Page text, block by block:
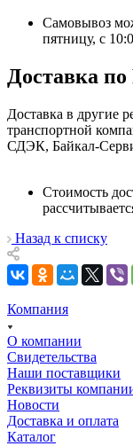
Самовывоз
пятницу, с
Доставка по
Доставка в другие
транспортной
СДЭК, Байкал-
Стоимость
Назад к списку
Компания
О компании
Свидетельства
Наши поставщики
Реквизиты
Новости
Доставка и оплата
Каталог